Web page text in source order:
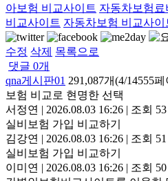
아보험 비교사이트 자동차보험
비교사이트 자동차보험 비교사이
수정 삭제 목록으로
댓글 0개
qna게시판01 291,087개(4/14555
보험 비교로 현명한 선택
서정연 | 2026.08.03 16:26 | 조회 53
실비보험 가입 비교하기
김강연 | 2026.08.03 16:26 | 조회 51
실비보험 가입 비교하기
이미연 | 2026.08.03 16:26 | 조회 50